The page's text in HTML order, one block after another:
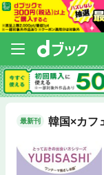
最新刊 韓国×カフ